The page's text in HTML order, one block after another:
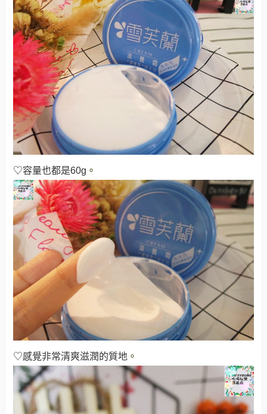
♡容量也都是60g 。
♡感覺非常清爽滋潤的質地 。